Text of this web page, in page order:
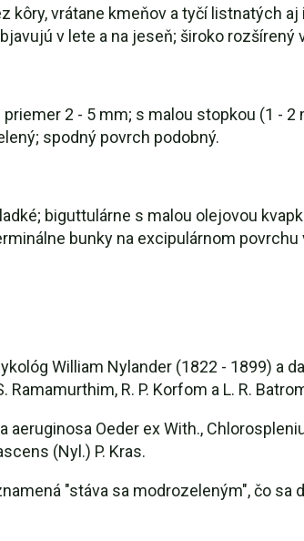
kôry, vrátane kmeňov a tyčí listnatých
v lete a na jeseň; široko rozšírený
2 - 5 mm; s malou stopkou (1 -
spodný povrch podobný.
biguttulárne s malou olejovou
bunky na excipulárnom
William Nylander (1822 - 1899) a
R. P. Korfom a L. R.
Oeder ex With.,
(Nyl.) P. Kras.
"stáva sa modrozeleným", čo sa